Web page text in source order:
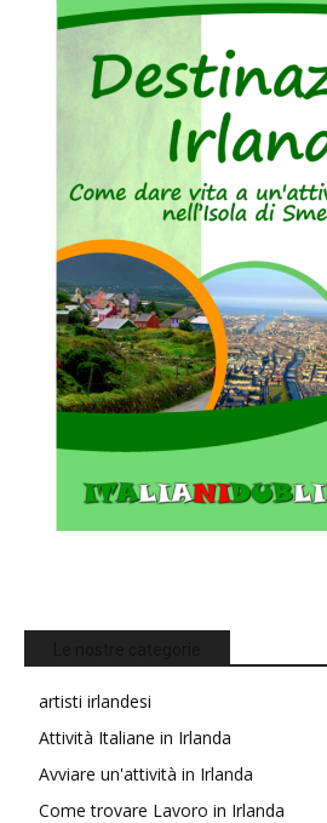
artisti irlandesi
Attività Italiane in Irlanda
Avviare un'attività in Irlanda
Come trovare Lavoro in Irlanda